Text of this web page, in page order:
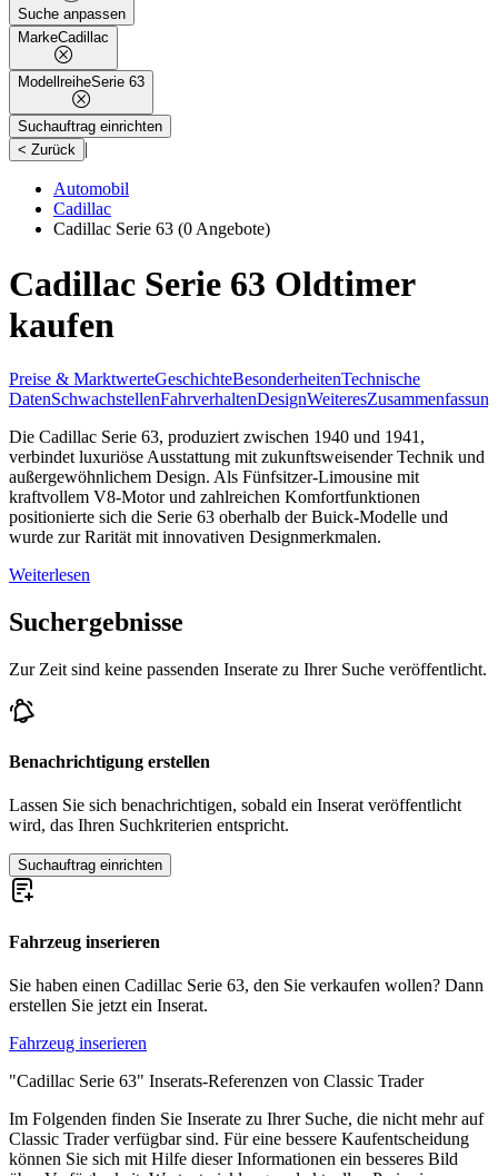
Suche anpassen
MarkeCadillac
ModellreiheSerie 63
Suchauftrag einrichten
< Zurück |
Automobil
Cadillac
Cadillac Serie 63 (0 Angebote)
Cadillac Serie 63 Oldtimer
kaufen
Preise & MarktwerteGeschichteBesonderheitenTechnische
DatenSchwachstellenFahrverhaltenDesignWeiteresZusammenfassung
Die Cadillac Serie 63, produziert zwischen 1940 und 1941,
verbindet luxuriöse Ausstattung mit zukunftsweisender Technik und
außergewöhnlichem Design. Als Fünfsitzer-Limousine mit
kraftvollem V8-Motor und zahlreichen Komfortfunktionen
positionierte sich die Serie 63 oberhalb der Buick-Modelle und
wurde zur Rarität mit innovativen Designmerkmalen.
Weiterlesen
Suchergebnisse
Zur Zeit sind keine passenden Inserate zu Ihrer Suche veröffentlicht.
Benachrichtigung erstellen
Lassen Sie sich benachrichtigen, sobald ein Inserat veröffentlicht
wird, das Ihren Suchkriterien entspricht.
Suchauftrag einrichten
Fahrzeug inserieren
Sie haben einen Cadillac Serie 63, den Sie verkaufen wollen? Dann
erstellen Sie jetzt ein Inserat.
Fahrzeug inserieren
"Cadillac Serie 63" Inserats-Referenzen von Classic Trader
Im Folgenden finden Sie Inserate zu Ihrer Suche, die nicht mehr auf
Classic Trader verfügbar sind. Für eine bessere Kaufentscheidung
können Sie sich mit Hilfe dieser Informationen ein besseres Bild